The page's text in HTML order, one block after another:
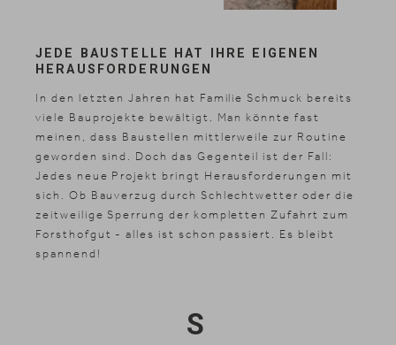
Inklusivleistungen
Galerie
JEDE BAUSTELLE HAT IHRE EIGENEN
HERAUSFORDERUNGEN
In den letzten Jahren hat Familie Schmuck bereits
viele Bauprojekte bewältigt. Man könnte fast
meinen, dass Baustellen mittlerweile zur Routine
geworden sind. Doch das Gegenteil ist der Fall:
Jedes neue Projekt bringt Herausforderungen mit
sich. Ob Bauverzug durch Schlechtwetter oder die
zeitweilige Sperrung der kompletten Zufahrt zum
Forsthofgut - alles ist schon passiert. Es bleibt
spannend!
S